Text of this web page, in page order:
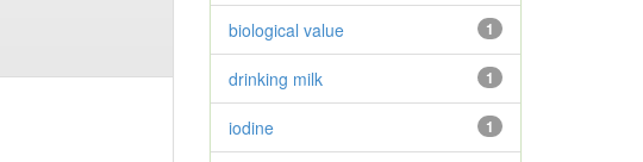
1
biological value
1
drinking milk
1
iodine